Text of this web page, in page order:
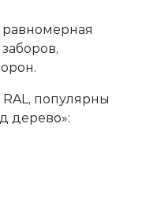
популярны
дерево»: